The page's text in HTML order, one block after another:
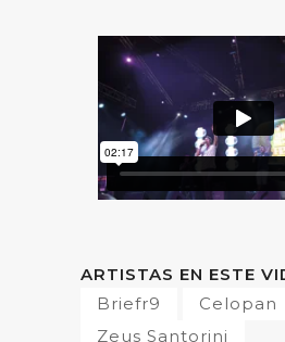
ARTISTAS EN ESTE
Briefr9
Celopan
Zeus Santorini